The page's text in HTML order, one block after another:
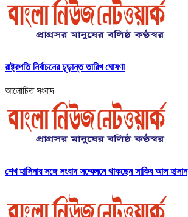
রাষ্ট্রপতি নির্বাচনের চূড়ান্ত তারিখ ঘোষণা
আলোচিত সংবাদ
শেখ হাসিনার সঙ্গে সংবাদ সম্মেলনে থাকছেন সাকিব আল হাসান